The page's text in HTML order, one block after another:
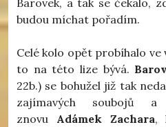
budou míchat pořadím.
Celé kolo opět probíhalo
to na této lize bývá.
22b.) se bohužel již tak
zajímavých soubojů
znovu Adámek Zachara,